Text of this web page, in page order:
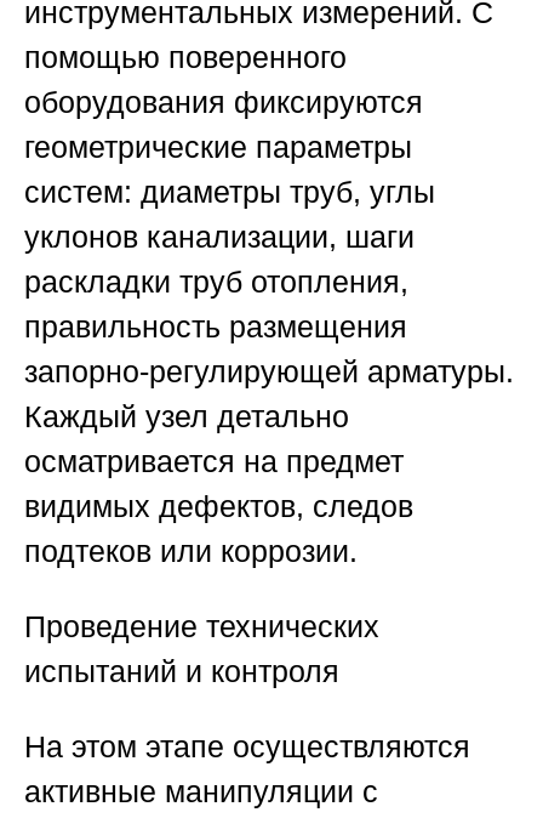
инструментальных измерений. С
помощью поверенного
оборудования фиксируются
геометрические параметры
систем: диаметры труб, углы
уклонов канализации, шаги
раскладки труб отопления,
правильность размещения
запорно-регулирующей арматуры.
Каждый узел детально
осматривается на предмет
видимых дефектов, следов
подтеков или коррозии.
Проведение технических
испытаний и контроля
На этом этапе осуществляются
активные манипуляции с